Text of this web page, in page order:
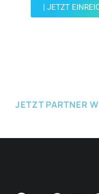
| JETZT
JETZT PARTNER